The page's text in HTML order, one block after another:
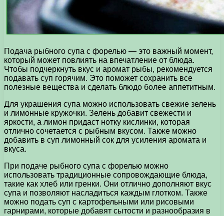
Подача рыбного супа с форелью — это важный момент,
который может повлиять на впечатление от блюда.
Чтобы подчеркнуть вкус и аромат рыбы, рекомендуется
подавать суп горячим. Это поможет сохранить все
полезные вещества и сделать блюдо более аппетитным.
Для украшения супа можно использовать свежие зелень
и лимонные кружочки. Зелень добавит свежести и
яркости, а лимон придаст нотку кислинки, которая
отлично сочетается с рыбным вкусом. Также можно
добавить в суп лимонный сок для усиления аромата и
вкуса.
При подаче рыбного супа с форелью можно
использовать традиционные сопровождающие блюда,
такие как хлеб или гренки. Они отлично дополняют вкус
супа и позволяют насладиться каждым глотком. Также
можно подать суп с картофельными или рисовыми
гарнирами, которые добавят сытости и разнообразия в